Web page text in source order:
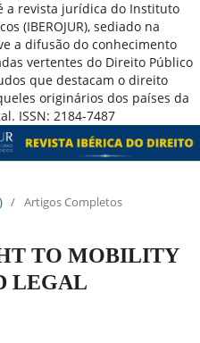
a revista jurídica do Instituto
(IBEROJUR), sediado na
a difusão do conhecimento
vertentes do Direito Público
que destacam o direito
originários dos países da
ISSN: 2184-7487
/ Artigos Completos
TO MOBILITY
LEGAL